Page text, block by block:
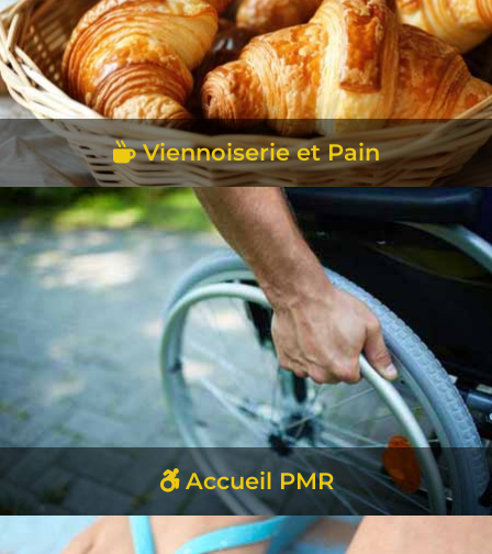
Viennoiserie et Pain
EN SAVOIR +
Accueil PMR
EN SAVOIR +